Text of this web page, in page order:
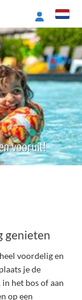
vooruit!
genieten
voordelig en
je de
het bos of aan
op een